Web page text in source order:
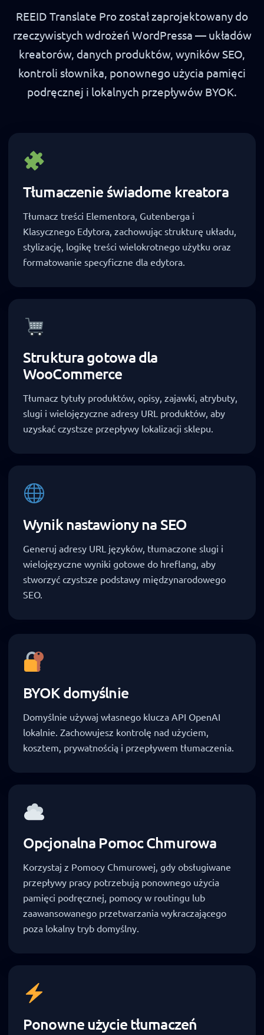
REEID Translate Pro został zaprojektowany do
rzeczywistych wdrożeń WordPressa — układów
kreatorów, danych produktów, wyników SEO,
kontroli słownika, ponownego użycia pamięci
podręcznej i lokalnych przepływów BYOK.
Tłumaczenie świadome kreatora
Tłumacz treści Elementora, Gutenberga i
Klasycznego Edytora, zachowując strukturę układu,
stylizację, logikę treści wielokrotnego użytku oraz
formatowanie specyficzne dla edytora.
Struktura gotowa dla
WooCommerce
Tłumacz tytuły produktów, opisy, zajawki, atrybuty,
slugi i wielojęzyczne adresy URL produktów, aby
uzyskać czystsze przepływy lokalizacji sklepu.
Wynik nastawiony na SEO
Generuj adresy URL języków, tłumaczone slugi i
wielojęzyczne wyniki gotowe do hreflang, aby
stworzyć czystsze podstawy międzynarodowego
SEO.
BYOK domyślnie
Domyślnie używaj własnego klucza API OpenAI
lokalnie. Zachowujesz kontrolę nad użyciem,
kosztem, prywatnością i przepływem tłumaczenia.
Opcjonalna Pomoc Chmurowa
Korzystaj z Pomocy Chmurowej, gdy obsługiwane
przepływy pracy potrzebują ponownego użycia
pamięci podręcznej, pomocy w routingu lub
zaawansowanego przetwarzania wykraczającego
poza lokalny tryb domyślny.
Ponowne użycie tłumaczeń